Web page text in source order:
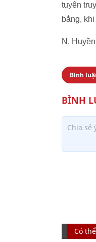
tuyên
bằng,
N. Huyền
Bình
Có